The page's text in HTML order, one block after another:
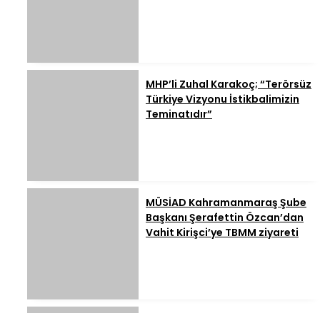
MHP’li Zuhal Karakoç; “Terörsüz
Türkiye Vizyonu İstikbalimizin
Teminatıdır”
MÜSİAD Kahramanmaraş Şube
Başkanı Şerafettin Özcan’dan
Vahit Kirişci’ye TBMM ziyareti